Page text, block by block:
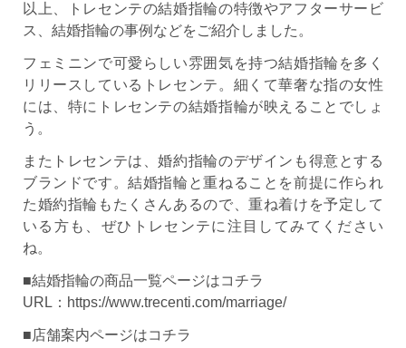
以上、トレセンテの結婚指輪の特徴やアフターサービ
ス、結婚指輪の事例などをご紹介しました。
フェミニンで可愛らしい雰囲気を持つ結婚指輪を多く
リリースしているトレセンテ。細くて華奢な指の女性
には、特にトレセンテの結婚指輪が映えることでしょ
う。
またトレセンテは、婚約指輪のデザインも得意とする
ブランドです。結婚指輪と重ねることを前提に作られ
た婚約指輪もたくさんあるので、重ね着けを予定して
いる方も、ぜひトレセンテに注目してみてください
ね。
■結婚指輪の商品一覧ページはコチラ
URL： https://www.trecenti.com/marriage/
■店舗案内ページはコチラ